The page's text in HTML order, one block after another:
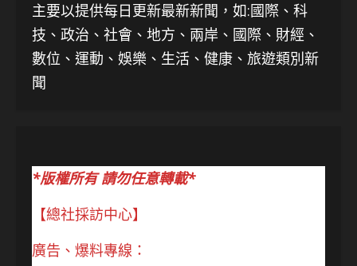
主要以提供每日更新最新新聞 ，如:國際、科
技、 政治、社會、地方、兩岸、國際、財經、
數位、運動、娛樂、生活、健康、旅遊類別新
聞
*版權所有 請勿任意轉載*
【總社採訪中心】
廣告、爆料專線：